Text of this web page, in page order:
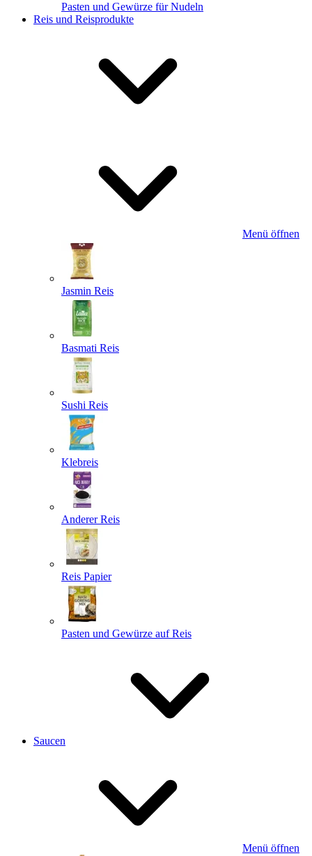
Pasten und Gewürze für Nudeln
Reis und Reisprodukte
Menü öffnen
Jasmin Reis
Basmati Reis
Sushi Reis
Klebreis
Anderer Reis
Reis Papier
Pasten und Gewürze auf Reis
Saucen
Menü öffnen